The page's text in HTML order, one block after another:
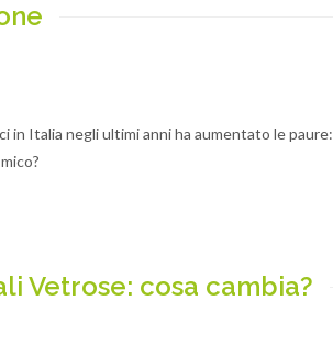
in Italia negli ultimi anni ha aumentato le paure:
Vetrose: cosa cambia?